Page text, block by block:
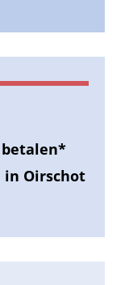
in Oirschot